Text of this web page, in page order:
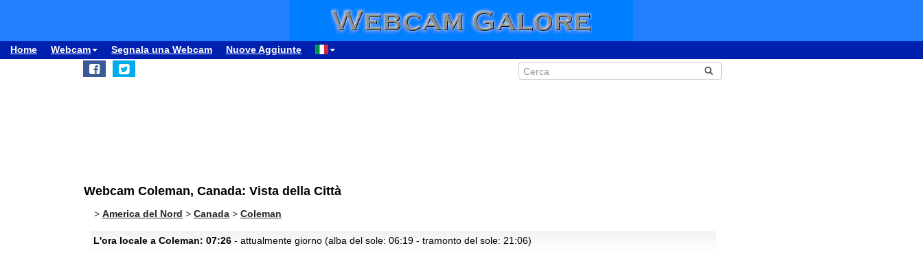
Home Webcam Segnala una Webcam Nuove Aggiunte
Webcam Coleman, Canada: Vista della Città
> America del Nord > Canada > Coleman
L'ora locale a Coleman: 07:26 - attualmente giorno (alba del sole: 06:19 - tramonto del sole: 21:06)